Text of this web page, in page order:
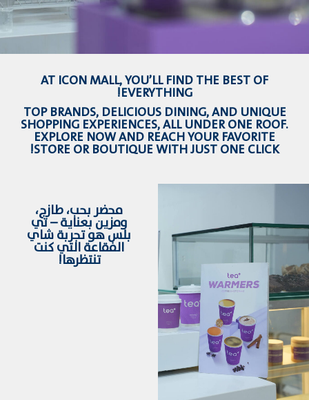
AT ICON MALL, YOU’LL FIND THE BEST OF
EVERYTHING!
TOP BRANDS, DELICIOUS DINING, AND UNIQUE
SHOPPING EXPERIENCES, ALL UNDER ONE ROOF.
EXPLORE NOW AND REACH YOUR FAVORITE
STORE OR BOUTIQUE WITH JUST ONE CLICK!
محضر بحب، طازج،
ومزين بعناية – تي
بلس هو تجربة شاي
الفقاعة التي كنت
تنتظرها!